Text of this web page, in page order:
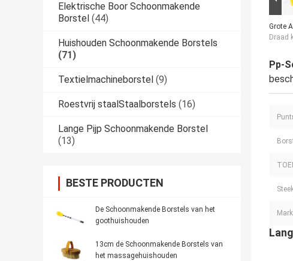
Elektrische Boor Schoonmakende
Borstel (44)
Huishouden Schoonmakende Borstels
(71)
Textielmachineborstel (9)
Roestvrij staalStaalborstels (16)
Lange Pijp Schoonmakende Borstel
(13)
BESTE PRODUCTEN
De Schoonmakende Borstels van het
goothuishouden
13cm de Schoonmakende Borstels van
het massagehuishouden
Grote
Draad
Pp-